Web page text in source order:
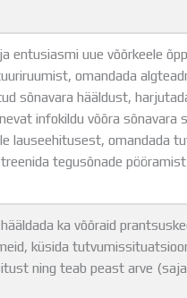
entusiasmi uue võõrkeele
omandada
sõnavara hääldust,
infokildu võõra sõnavara
lauseehitusest, omandada
tegusõnade
ka võõraid
küsida
ning teab peast arve